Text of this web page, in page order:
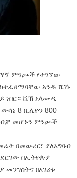
ምንጮች የተገኘው
አንዱ ሼኹ
ነበር። ሼኽ አላሙዲ
8 ቢሊዮን 800
ብቻ መሆኑን ምንጮች
በመውረር፣ ያለአግባብ
በኢትዮጵያ
መንግስትና በአገሪቱ